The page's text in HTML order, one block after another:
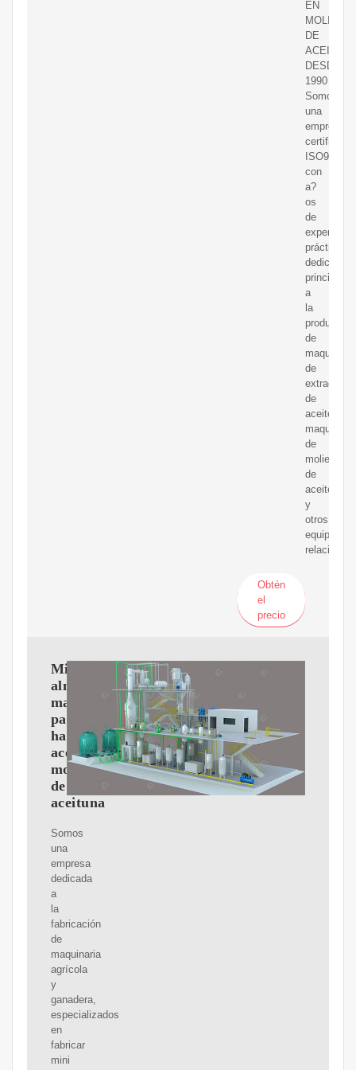
EN
MOLINOS
DE
ACEITE
DESDE
1990
Somos
una
empresa
certificada
ISO9001
con
a?
os
de
práctica
dedicada
a
la
producción
de
maquinaria
de
extracción
de
aceite,
maquinaria
de
molienda
de
aceite
y
otros
equipos
Obtén
el
precio
Mini
almazaras,
maquinas
para
hacer
aceite,
molinos
de
aceituna
Somos
una
empresa
dedicada
a
la
fabricación
de
maquinaria
agrícola
y
ganadera,
especializados
en
fabricar
mini